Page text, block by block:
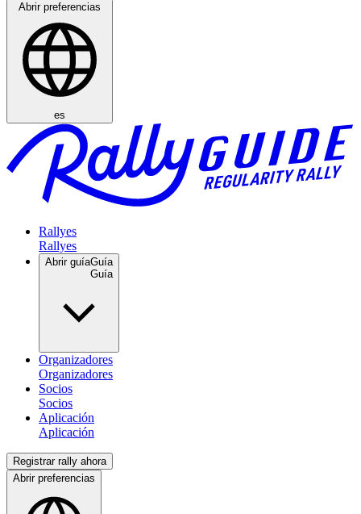
Abrir preferencias
es
Rallyes
Abrir guíaGuía
Organizadores
Socios
Aplicación
Registrar rally ahora
Abrir preferencias